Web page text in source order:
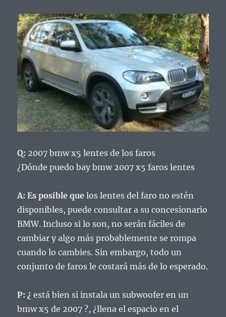
Q: 2007 bmw x5 lentes de los faros
¿Dónde puedo bay bmw 2007 x5 faros lentes
A: Es posible que los lentes del faro no estén
disponibles, puede consultar a su concesionario
BMW. Incluso si lo son, no serán fáciles de
cambiar y algo más probablemente se rompa
cuando lo cambies. Sin embargo, todo un
conjunto de faros le costará más de lo esperado.
P: ¿ está bien si instala un subwoofer en un
bmw x5 de 2007 ?, ¿llena el espacio en el